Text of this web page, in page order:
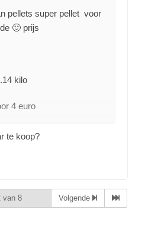
pellets super pellet voor
🙂 prijs
.14 kilo
4 euro
te koop?
van 8 Volgende